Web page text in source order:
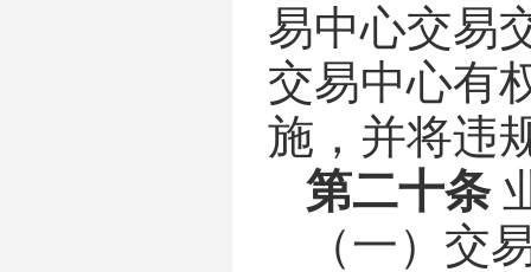
易中心交易
交易中心有
施，并将违
第二十条
（一） 交